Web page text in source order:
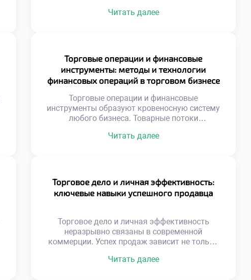
избегать фатальных ошибок при
окружение представляет собой динамичную
систему взаимосвязанных участников
обмена. Появление новых игроков или
технологий мгновенно меняет правила
ведения торговли. Адаптивность к внешним
[…]
Читать далее
Торговые операции и финансовые
инструменты: методы и технологии
финансовых операций в торговом бизнесе
Торговые операции и финансовые
инструменты образуют кровеносную систему
любого бизнеса. Товарные потоки
средств. Без грамотного финансового
Современные технологии трансформируют
привычные методы оплаты товаров.
Управление ликвидностью становится
неплатежей требуют надежных механизмов
защиты. Финансовая дисциплина определяет
выживаемость компании […]
Читать далее
Торговое дело и личная эффективность:
ключевые навыки успешного продавца
Торговое дело и личная эффективность
неразрывно связаны в современной
коммерции. Успех продаж зависит не только
определяет результат сделки. Выгорание
Читать далее